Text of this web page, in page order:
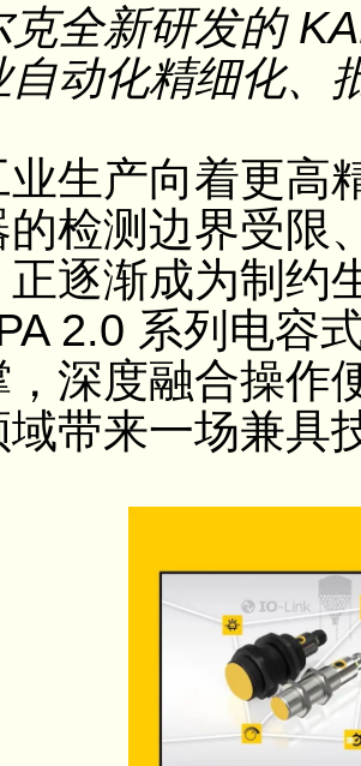
全新研发的
自动化精细化、
产向着更高精
检测边界受限
逐渐成为制约
2.0 系列电容
深度融合操作
域带来一场兼具